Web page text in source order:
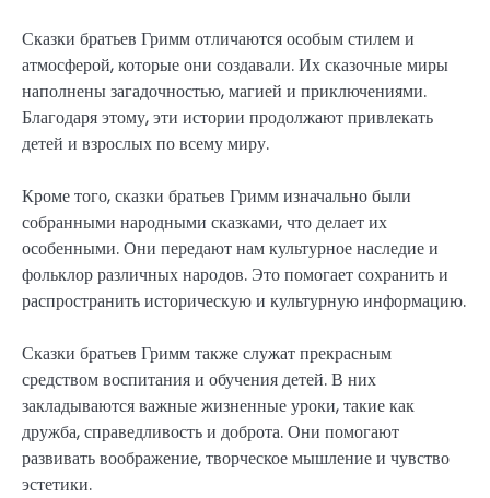
Сказки братьев Гримм отличаются особым стилем и
атмосферой, которые они создавали. Их сказочные миры
наполнены загадочностью, магией и приключениями.
Благодаря этому, эти истории продолжают привлекать
детей и взрослых по всему миру.
Кроме того, сказки братьев Гримм изначально были
собранными народными сказками, что делает их
особенными. Они передают нам культурное наследие и
фольклор различных народов. Это помогает сохранить и
распространить историческую и культурную информацию.
Сказки братьев Гримм также служат прекрасным
средством воспитания и обучения детей. В них
закладываются важные жизненные уроки, такие как
дружба, справедливость и доброта. Они помогают
развивать воображение, творческое мышление и чувство
эстетики.